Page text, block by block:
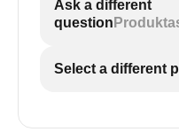
Ask a different
question
Select a different